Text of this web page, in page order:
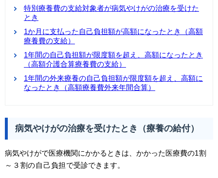
特別療養費の支給対象者が病気やけがの治療を受けた
とき
1か月に支払った自己負担額が高額になったとき（高額
療養費の支給）
1年間の自己負担額が限度額を超え、高額になったとき
（高額介護合算療養費の支給）
1年間の外来療養の自己負担額が限度額を超え、高額に
なったとき（高額療養費外来年間合算）
病気やけがの治療を受けたとき（療養の給付）
病気やけがで医療機関にかかるときは、かかった医療費の1割
～３割の自己負担 で受診できます。